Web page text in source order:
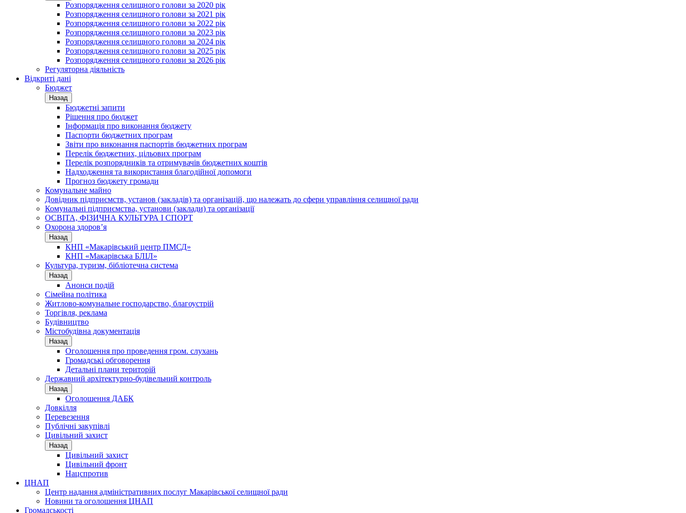
Розпорядження селищного голови за 2020 рік
Розпорядження селищного голови за 2021 рік
Розпорядження селищного голови за 2022 рік
Розпорядження селищного голови за 2023 рік
Розпорядження селищного голови за 2024 рік
Розпорядження селищного голови за 2025 рік
Розпорядження селищного голови за 2026 рік
Регуляторна діяльність
Відкриті дані
Бюджет
Назад
Бюджетні запити
Рішення про бюджет
Інформація про виконання бюджету
Паспорти бюджетних програм
Звіти про виконання паспортів бюджетних програм
Перелік бюджетних, цільових програм
Перелік розпорядників та отримувачів бюджетних коштів
Надходження та використання благодійної допомоги
Прогноз бюджету громади
Комунальне майно
Довідник підприємств, установ (закладів) та організацій, що належать до сфери управління селищної ради
Комунальні підприємства, установи (заклади) та організації
ОСВІТА, ФІЗИЧНА КУЛЬТУРА І СПОРТ
Охорона здоров’я
Назад
КНП «Макарівський центр ПМСД»
КНП «Макарівська БЛІЛ»
Культура, туризм, бібліотечна система
Назад
Анонси подій
Сімейна політика
Житлово-комунальне господарство, благоустрій
Торгівля, реклама
Будівництво
Містобудівна документація
Назад
Оголошення про проведення гром. слухань
Громадські обговорення
Детальні плани територій
Державний архітектурно-будівельний контроль
Назад
Оголошення ДАБК
Довкілля
Перевезення
Публічні закупівлі
Цивільний захист
Назад
Цивільний захист
Цивільний фронт
Нацспротив
ЦНАП
Центр надання адміністративних послуг Макарівської селищної ради
Новини та оголошення ЦНАП
Громадськості